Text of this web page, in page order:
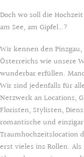
Doch wo soll die
am See, am Gipfel…?
Wir kennen den
Österreichs wie unsere
wunderbar erfüllen.
Wir sind jedenfalls für
Netzwerk an Locations,
Floristen, Stylisten,
romantische und
erst vieles ins Rollen.